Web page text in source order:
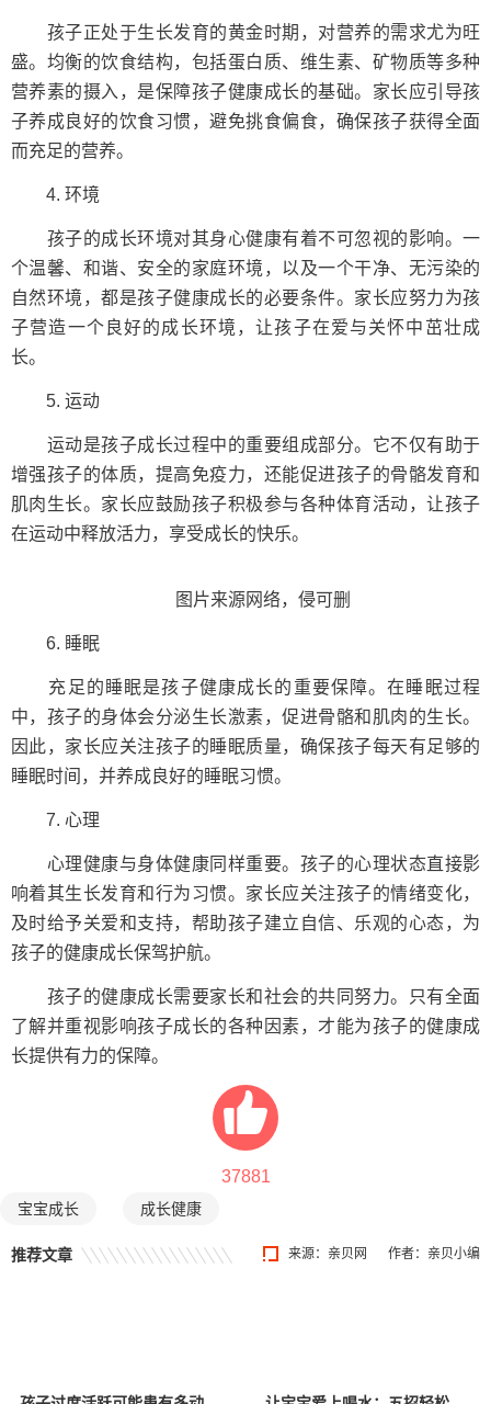
孩子正处于生长发育的黄金时期，对营养的需求尤为旺
盛。均衡的饮食结构，包括蛋白质、维生素、矿物质等多种
营养素的摄入，是保障孩子健康成长的基础。家长应引导孩
子养成良好的饮食习惯，避免挑食偏食，确保孩子获得全面
而充足的营养。
4. 环境
孩子的成长环境对其身心健康有着不可忽视的影响。一
个温馨、和谐、安全的家庭环境，以及一个干净、无污染的
自然环境，都是孩子健康成长的必要条件。家长应努力为孩
子营造一个良好的成长环境，让孩子在爱与关怀中茁壮成
长。
5. 运动
运动是孩子成长过程中的重要组成部分。它不仅有助于
增强孩子的体质，提高免疫力，还能促进孩子的骨骼发育和
肌肉生长。家长应鼓励孩子积极参与各种体育活动，让孩子
在运动中释放活力，享受成长的快乐。
图片来源网络，侵可删
6. 睡眠
充足的睡眠是孩子健康成长的重要保障。在睡眠过程
中，孩子的身体会分泌生长激素，促进骨骼和肌肉的生长。
因此，家长应关注孩子的睡眠质量，确保孩子每天有足够的
睡眠时间，并养成良好的睡眠习惯。
7. 心理
心理健康与身体健康同样重要。孩子的心理状态直接影
响着其生长发育和行为习惯。家长应关注孩子的情绪变化，
及时给予关爱和支持，帮助孩子建立自信、乐观的心态，为
孩子的健康成长保驾护航。
孩子的健康成长需要家长和社会的共同努力。只有全面
了解并重视影响孩子成长的各种因素，才能为孩子的健康成
长提供有力的保障。
37881
宝宝成长 成长健康
来源： 亲贝网 作者：亲贝小编
推荐文章